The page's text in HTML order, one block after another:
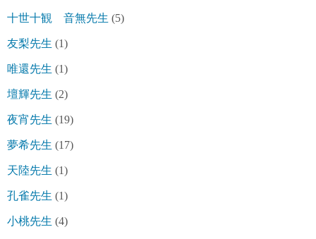
十世十観 音無先生 (5)
友梨先生 (1)
唯還先生 (1)
壇輝先生 (2)
夜宵先生 (19)
夢希先生 (17)
天陸先生 (1)
孔雀先生 (1)
小桃先生 (4)